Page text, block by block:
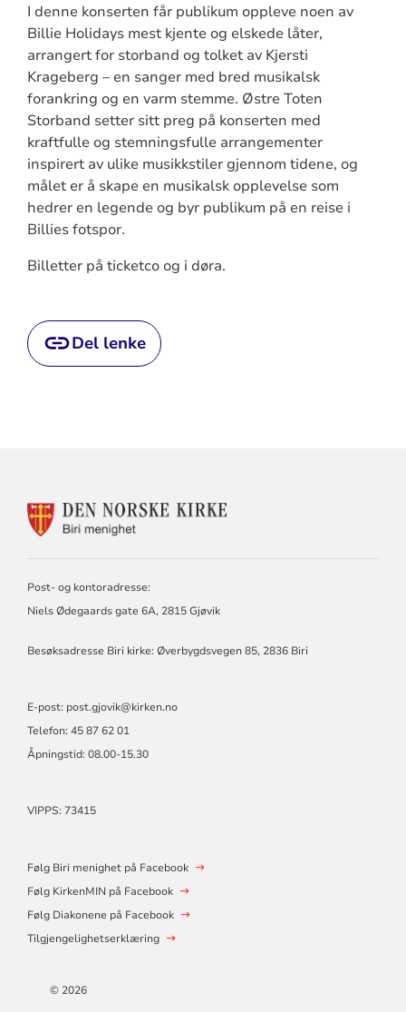
I denne konserten får publikum oppleve noen av
Billie Holidays mest kjente og elskede låter,
arrangert for storband og tolket av Kjersti
Krageberg – en sanger med bred musikalsk
forankring og en varm stemme. Østre Toten
Storband setter sitt preg på konserten med
kraftfulle og stemningsfulle arrangementer
inspirert av ulike musikkstiler gjennom tidene, og
målet er å skape en musikalsk opplevelse som
hedrer en legende og byr publikum på en reise i
Billies fotspor.
Billetter på ticketco og i døra.
Del lenke
KONTAKTINFORMASJON
Post- og kontoradresse:
Niels Ødegaards gate 6A, 2815 Gjøvik
Besøksadresse Biri kirke: Øverbygdsvegen 85, 2836 Biri
E-post: post.gjovik@kirken.no
Telefon: 45 87 62 01
Åpningstid: 08.00-15.30
VIPPS: 73415
Følg Biri menighet på Facebook
Følg KirkenMIN på Facebook
Følg Diakonene på Facebook
Tilgjengelighetserklæring
© 2026